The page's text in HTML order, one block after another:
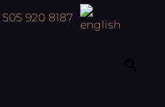
505 920 8187